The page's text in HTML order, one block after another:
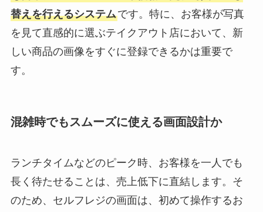
替えを行えるシステムです。特に、お客様が写真
を見て直感的に選ぶテイクアウト店において、新
しい商品の画像をすぐに登録できるかは重要で
す。
混雑時でもスムーズに使える画面設計か
ランチタイムなどのピーク時、お客様を一人でも
長く待たせることは、売上低下に直結します。そ
のため、セルフレジの画面は、初めて操作するお